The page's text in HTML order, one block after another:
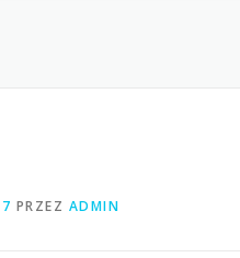
PRZEZ ADMIN